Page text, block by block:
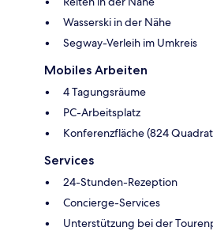
Wasserski in der Nähe
Segway-Verleih im Umkreis
Mobiles Arbeiten
4 Tagungsräume
PC-Arbeitsplatz
Konferenzfläche (824
Services
24-Stunden-Rezeption
Concierge-Services
Unterstützung bei der